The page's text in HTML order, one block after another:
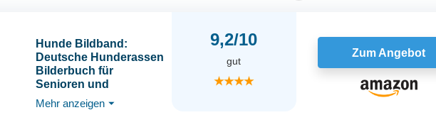
Hunde Bildband:
Deutsche Hunderassen
Bilderbuch für
Senioren und
Demenzkranke
Mehr anzeigen ⏷
9,2/10
gut
★★★★
Zum Angebot